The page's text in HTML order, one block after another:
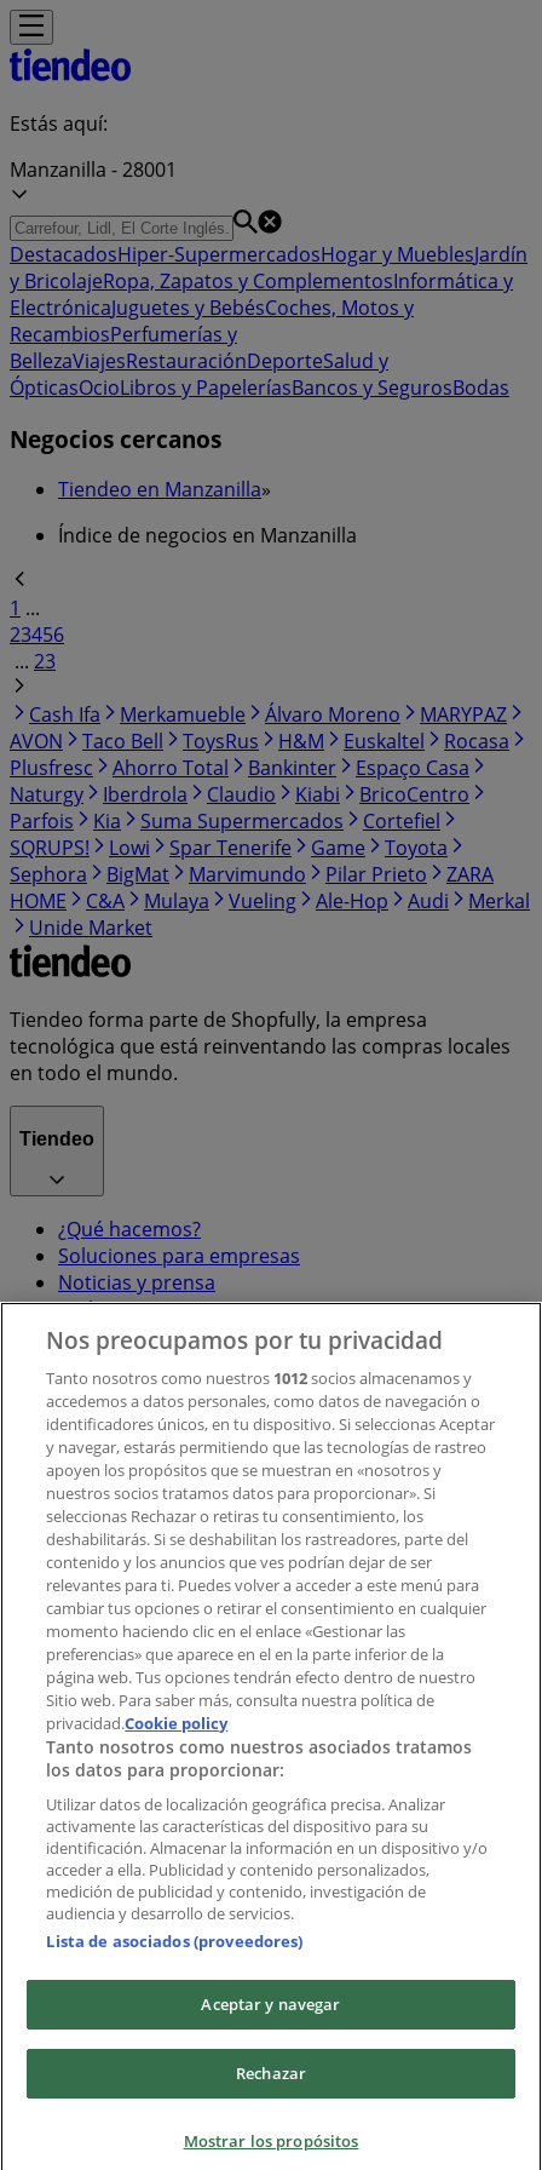
Estás aquí:
Manzanilla - 28001
DestacadosHiper-SupermercadosHogar y MueblesJardín
y BricolajeRopa, Zapatos y ComplementosInformática y
ElectrónicaJuguetes y BebésCoches, Motos y
RecambiosPerfumerías y
BellezaViajesRestauraciónDeporteSalud y
ÓpticasOcioLibros y PapeleríasBancos y SegurosBodas
Negocios cercanos
Tiendeo en Manzanilla»
Índice de negocios en Manzanilla
1 ...
23456
... 23
Cash Ifa
Merkamueble Álvaro Moreno
MARYPAZ
AVON
Taco Bell ToysRus H&M Euskaltel
Rocasa
Plusfresc
Ahorro Total Bankinter
Espaço Casa
Naturgy
Iberdrola Claudio Kiabi
BricoCentro
Parfois
Kia Suma Supermercados
Cortefiel
SQRUPS!
Lowi Spar Tenerife Game
Toyota
Sephora
BigMat Marvimundo Pilar Prieto
ZARA
HOME
C&A Mulaya Vueling Ale-Hop Audi
Merkal
Unide Market
Tiendeo forma parte de Shopfully, la empresa
tecnológica que está reinventando las compras locales
en todo el mundo.
Tiendeo
¿Qué hacemos?
Soluciones para empresas
Noticias y prensa
Trabaja con nosotros
Contacto
Contacto comercial y de marketing
Tienda mal colocada en el mapa
Notificar un folleto
¿Encontraste un problema en la web o en la
aplicación?
Índices
Marcas
Negocios
Negocios cercanos
Productos
Ciudades
Descargar la APP Tiendeo
Copyright © Tiendeo ® 2026 · Shopfully Marketing S.L.U. –
Términos y condicionesPolítica de privacidad
Nos preocupamos por tu privacidad
Tanto nosotros como nuestros 1012socios almacenamos y
accedemos a datos personales, como datos de navegación o
identificadores únicos, en tu dispositivo. Si seleccionas Aceptar
y navegar, estarás permitiendo que las tecnologías de rastreo
apoyen los propósitos que se muestran en «nosotros y
nuestros socios tratamos datos para proporcionar». Si
seleccionas Rechazar o retiras tu consentimiento, los
deshabilitarás. Si se deshabilitan los rastreadores, parte del
contenido y los anuncios que ves podrían dejar de ser
relevantes para ti. Puedes volver a acceder a este menú para
cambiar tus opciones o retirar el consentimiento en cualquier
momento haciendo clic en el enlace «Gestionar las
preferencias» que aparece en el en la parte inferior de la
página web. Tus opciones tendrán efecto dentro de nuestro
Sitio web. Para saber más, consulta nuestra política de
privacidad.Cookie policy
Tanto nosotros como nuestros asociados tratamos
los datos para proporcionar:
Utilizar datos de localización geográfica precisa. Analizar
activamente las características del dispositivo para su
identificación. Almacenar la información en un dispositivo y/o
acceder a ella. Publicidad y contenido personalizados,
medición de publicidad y contenido, investigación de
audiencia y desarrollo de servicios.
Lista de asociados (proveedores)
Aceptar y navegar
Rechazar
Mostrar los propósitos